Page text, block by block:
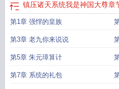
镇压诸天系统我是神国大尊章
第1章 强悍的皇族
第3章 老九你来说说
第5章 朱元璋算计
第7章 系统的礼包